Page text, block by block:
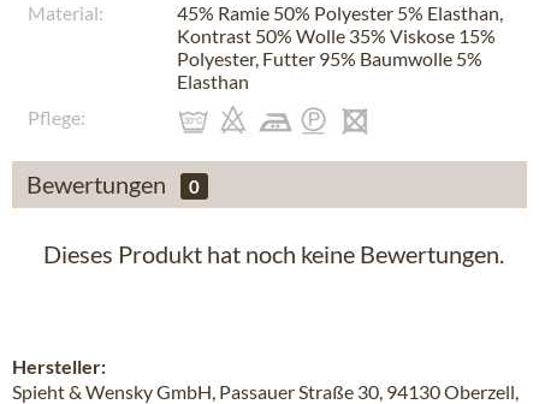
Material:
45% Ramie 50% Polyester 5% Elasthan,
Kontrast 50% Wolle 35% Viskose 15%
Polyester, Futter 95% Baumwolle 5%
Elasthan
Pflege:
Bewertungen 0
Dieses Produkt hat noch keine Bewertungen.
Hersteller:
Spieht & Wensky GmbH, Passauer Straße 30, 94130 Oberzell,